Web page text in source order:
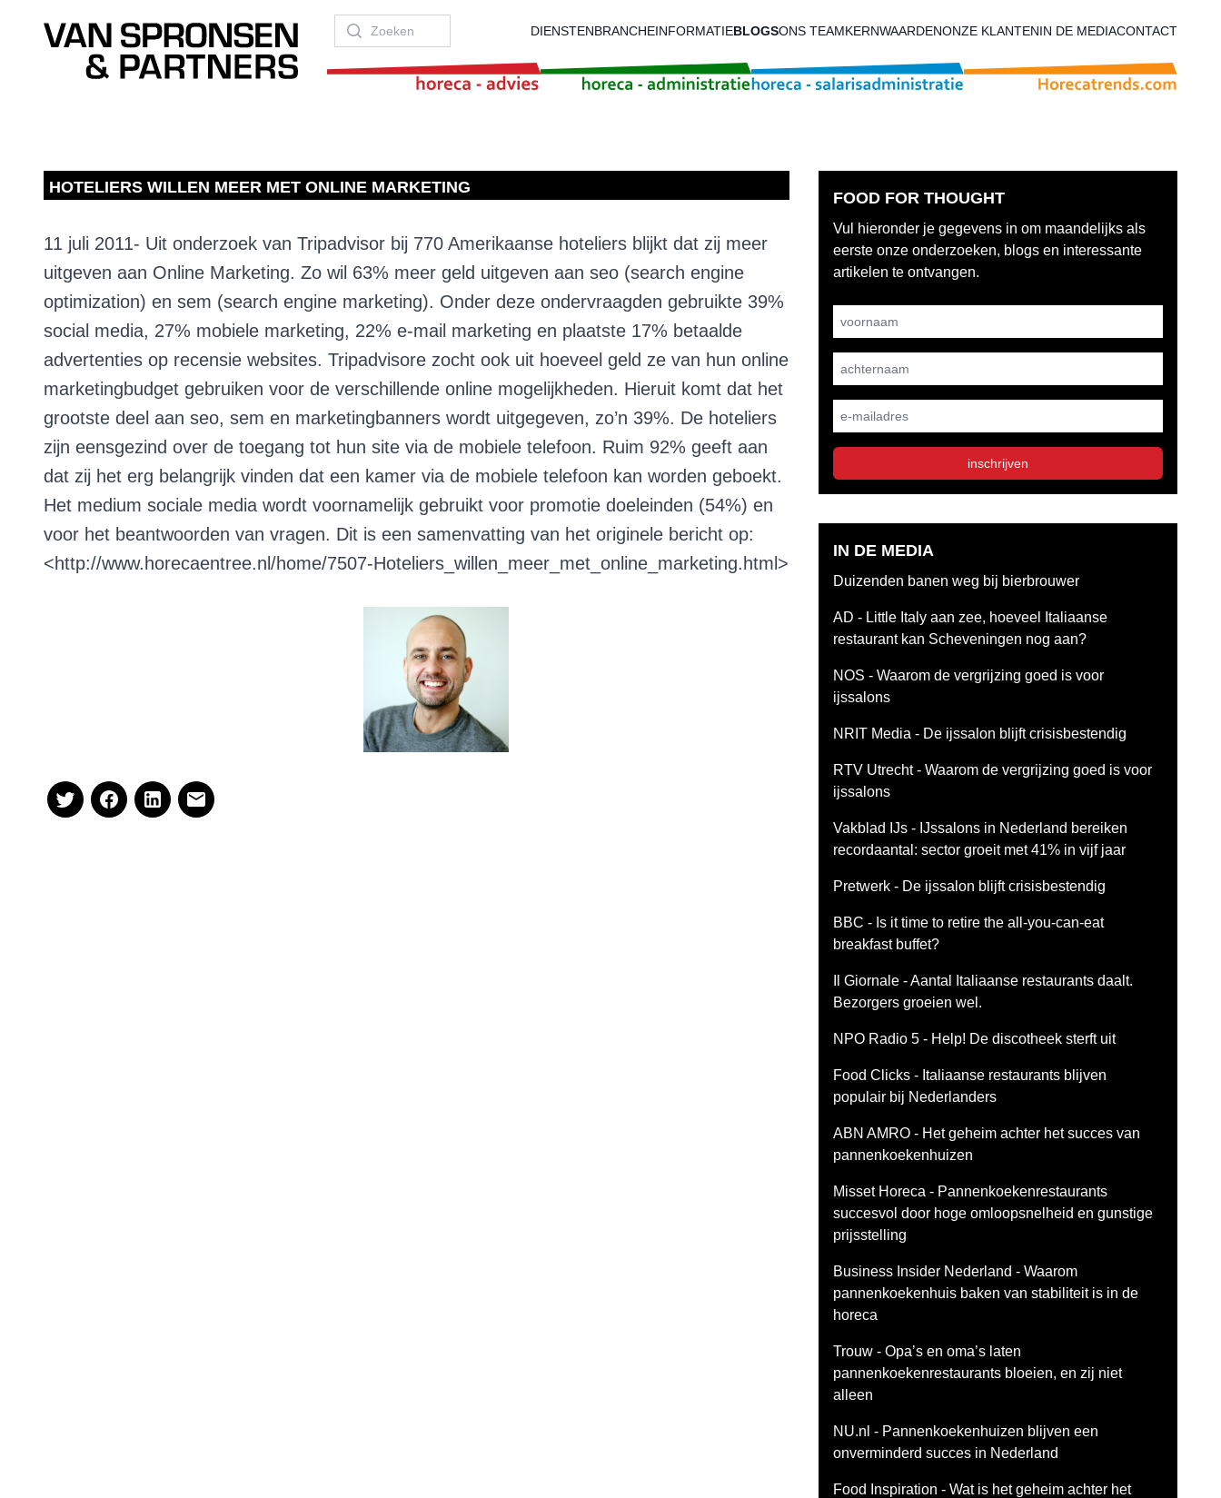
Zoeken
DIENSTENBRANCHEINFORMATIEBLOGSONS TEAMKERNWAARDENONZE KLANTENIN DE MEDIACONTACT
HOTELIERS WILLEN MEER MET ONLINE MARKETING
11 juli 2011- Uit onderzoek van Tripadvisor bij 770 Amerikaanse hoteliers blijkt dat zij meer
uitgeven aan Online Marketing. Zo wil 63% meer geld uitgeven aan seo (search engine
optimization) en sem (search engine marketing). Onder deze ondervraagden gebruikte 39%
social media, 27% mobiele marketing, 22% e-mail marketing en plaatste 17% betaalde
advertenties op recensie websites. Tripadvisore zocht ook uit hoeveel geld ze van hun online
marketingbudget gebruiken voor de verschillende online mogelijkheden. Hieruit komt dat het
grootste deel aan seo, sem en marketingbanners wordt uitgegeven, zo’n 39%. De hoteliers
zijn eensgezind over de toegang tot hun site via de mobiele telefoon. Ruim 92% geeft aan
dat zij het erg belangrijk vinden dat een kamer via de mobiele telefoon kan worden geboekt.
Het medium sociale media wordt voornamelijk gebruikt voor promotie doeleinden (54%) en
voor het beantwoorden van vragen. Dit is een samenvatting van het originele bericht op:
<http://www.horecaentree.nl/home/7507-Hoteliers_willen_meer_met_online_marketing.html >
FOOD FOR THOUGHT
Vul hieronder je gegevens in om maandelijks als
eerste onze onderzoeken, blogs en interessante
artikelen te ontvangen.
achternaam
E-mailadres
inschrijven
IN DE MEDIA
Duizenden banen weg bij bierbrouwer
AD - Little Italy aan zee, hoeveel Italiaanse
restaurant kan Scheveningen nog aan?
NOS - Waarom de vergrijzing goed is voor
ijssalons
NRIT Media - De ijssalon blijft crisisbestendig
RTV Utrecht - Waarom de vergrijzing goed is voor
ijssalons
Vakblad IJs - IJssalons in Nederland bereiken
recordaantal: sector groeit met 41% in vijf jaar
Pretwerk - De ijssalon blijft crisisbestendig
BBC - Is it time to retire the all-you-can-eat
breakfast buffet?
Il Giornale - Aantal Italiaanse restaurants daalt.
Bezorgers groeien wel.
NPO Radio 5 - Help! De discotheek sterft uit
Food Clicks - Italiaanse restaurants blijven
populair bij Nederlanders
ABN AMRO - Het geheim achter het succes van
pannenkoekenhuizen
Misset Horeca - Pannenkoekenrestaurants
succesvol door hoge omloopsnelheid en gunstige
prijsstelling
Business Insider Nederland - Waarom
pannenkoekenhuis baken van stabiliteit is in de
horeca
Trouw - Opa’s en oma’s laten
pannenkoekenrestaurants bloeien, en zij niet
alleen
NU.nl - Pannenkoekenhuizen blijven een
onverminderd succes in Nederland
Food Inspiration - Wat is het geheim achter het